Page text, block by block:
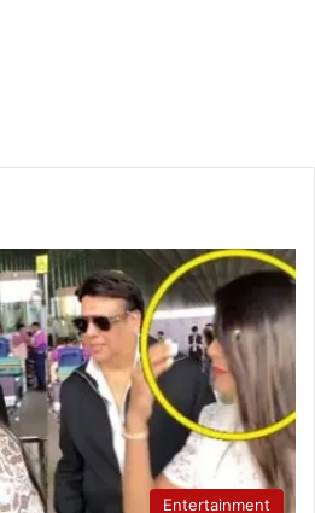
Entertainment